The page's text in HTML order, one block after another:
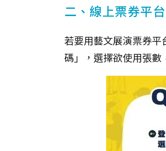
二、線上票券平台
若要用藝文展演票券
碼」，選擇欲使用張數